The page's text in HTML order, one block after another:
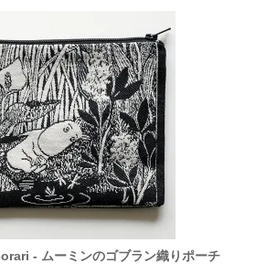
- ムーミンのゴブラン織りポーチ